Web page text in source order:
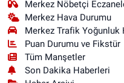
Merkez Nöbetçi
Merkez Hava Durumu
Merkez Trafik Yoğunluk
Puan Durumu ve Fikstür
Tüm Manşetler
Son Dakika Haberleri